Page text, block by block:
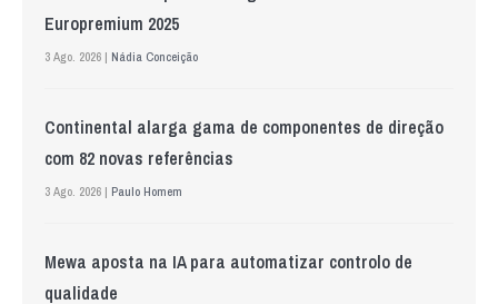
Europremium 2025
3 Ago. 2026 | Nádia Conceição
Continental alarga gama de componentes de direção
com 82 novas referências
3 Ago. 2026 | Paulo Homem
Mewa aposta na IA para automatizar controlo de
qualidade